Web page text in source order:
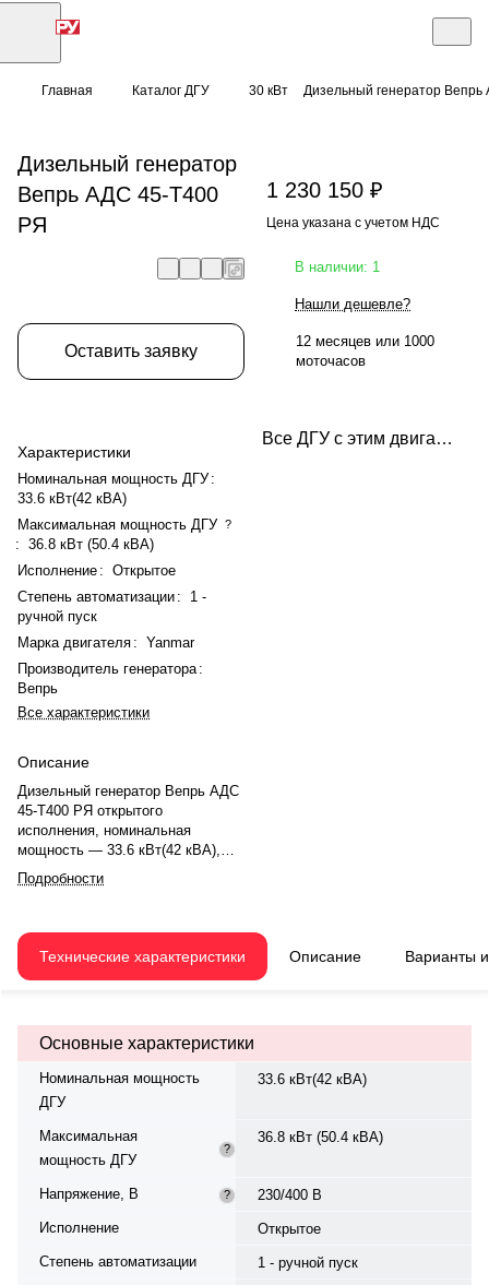
Главная Каталог ДГУ 30 кВт Дизельный генератор
Дизельный генератор
Вепрь АДС 45-Т400
РЯ
Оставить заявку
Характеристики
Номинальная мощность ДГУ :
33.6 кВт(42 кВА)
Максимальная мощность ДГУ ?
: 36.8 кВт (50.4 кВА)
Исполнение : Открытое
Степень автоматизации :
1 -
ручной пуск
Марка двигателя : Yanmar
Производитель генератора :
Вепрь
Все характеристики
Описание
Дизельный генератор Вепрь АДС
45-Т400 РЯ открытого
исполнения, номинальная
мощность — 33.6 кВт(42 кВА),
максимальная — 36.8 кВт (50.4
кВА). Двигатель Yanmar
электронный регулятором
оборотов. Система охлаждения
Генератор синхронный, 3-фазный,
230/400 В, 50 Гц, . Расход
степень защиты IP 23. Время
автономной работы при 75%
— 75 дБ. Вес — 578 кг, габариты:
1506×700×1339 мм.
— 12 месяцев или 1000
моточасов.
Подробности
1 230 150 ₽
Цена указана с учетом НДС
В наличии: 1
Нашли дешевле?
12 месяцев или 1000
моточасов
Все ДГУ с этим двигателем
Технические характеристики Описание Варианты
Основные характеристики
Номинальная мощность
ДГУ
33.6 кВт(42 кВА)
Максимальная
мощность ДГУ
?
36.8 кВт (50.4 кВА)
Напряжение, В ?
230/400 В
Исполнение
Открытое
Степень автоматизации
1 - ручной пуск